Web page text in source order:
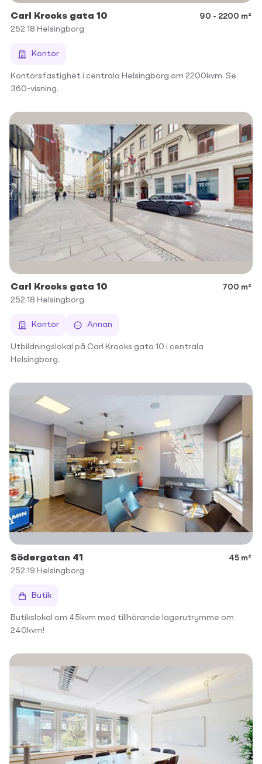
Carl Krooks gata 10
90 - 2200 m²
252 18 Helsingborg
Kontor
Kontorsfastighet i centrala Helsingborg om 2200kvm. Se
360-visning.
Carl Krooks gata 10
700 m²
252 18 Helsingborg
Kontor Annan
Utbildningslokal på Carl Krooks gata 10 i centrala
Helsingborg.
Södergatan 41
45 m²
252 19 Helsingborg
Butik
Butikslokal om 45kvm med tillhörande lagerutrymme om
240kvm!